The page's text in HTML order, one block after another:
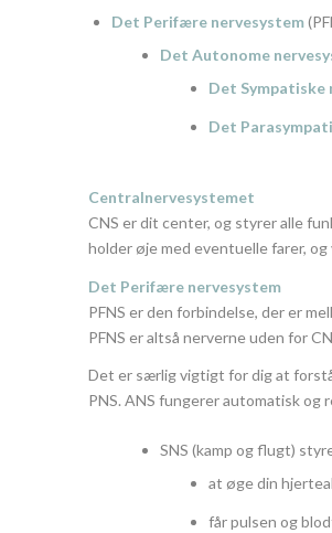
Det Perifære nervesystem
Det Autonome
Det Sympatiske
Det
Centralnervesystemet
CNS er dit center, og styrer alle
holder øje med eventuelle farer,
Det Perifære nervesystem
PFNS er den forbindelse, der er
PFNS er altså nerverne uden for
Det er særlig vigtigt for dig at
PNS. ANS fungerer automatisk
SNS (kamp og flugt)
at øge din
får pulsen og